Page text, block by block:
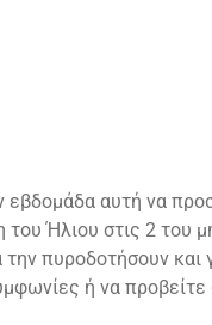
αυτή να
του Ήλιου στις 2
πυροδοτήσουν και
ή να